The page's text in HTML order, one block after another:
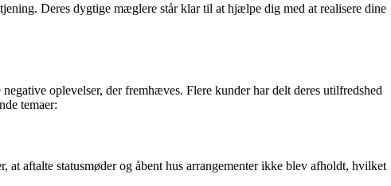
Deres dygtige mæglere står klar til at hjælpe dig med at realisere dine
oplevelser, der fremhæves. Flere kunder har delt deres utilfredshed
temaer:
aftalte statusmøder og åbent hus arrangementer ikke blev afholdt, hvilket